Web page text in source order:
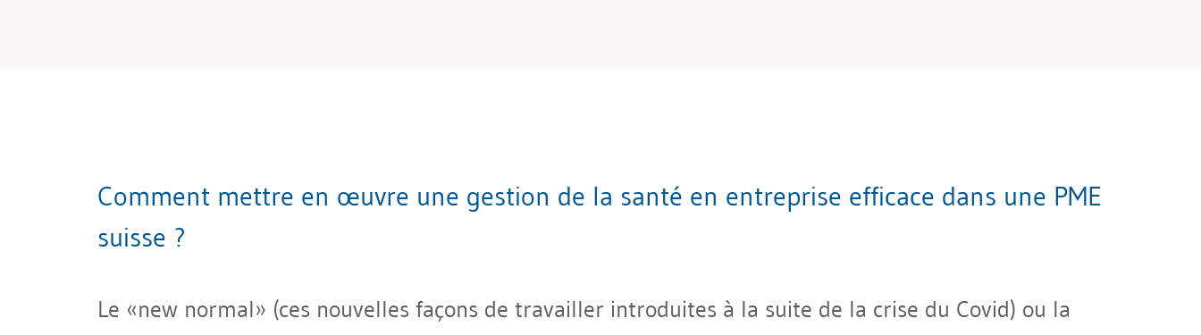
Comment mettre en œuvre une gestion de la santé en entreprise efficace dans une PME
suisse ?
Le «new normal» (ces nouvelles façons de travailler introduites à la suite de la crise du Covid) ou la